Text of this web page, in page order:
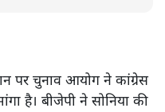
पर चुनाव आयोग ने कांग्रेस
है। बीजेपी ने सोनिया की